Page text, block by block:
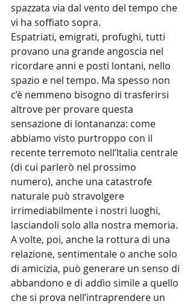
spazzata via dal vento del tempo che
vi ha soffiato sopra.
Espatriati, emigrati, profughi, tutti
provano una grande angoscia nel
ricordare anni e posti lontani, nello
spazio e nel tempo. Ma spesso non
c’è nemmeno bisogno di trasferirsi
altrove per provare questa
sensazione di lontananza: come
abbiamo visto purtroppo con il
recente terremoto nell’Italia centrale
(di cui parlerò nel prossimo
numero), anche una catastrofe
naturale può stravolgere
irrimediabilmente i nostri luoghi,
lasciandoli solo alla nostra memoria.
A volte, poi, anche la rottura di una
relazione, sentimentale o anche solo
di amicizia, può generare un senso di
abbandono e di addìo simile a quello
che si prova nell’intraprendere un